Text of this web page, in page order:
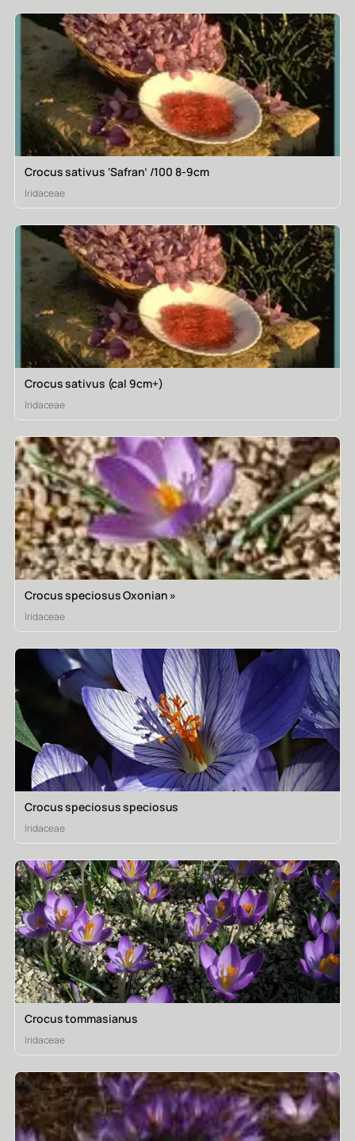
Crocus sativus ‘Safran’ /100 8-9cm
Iridaceae
Crocus sativus (cal 9cm+)
Iridaceae
Crocus speciosus Oxonian »
Iridaceae
Crocus speciosus speciosus
Iridaceae
Crocus tommasianus
Iridaceae